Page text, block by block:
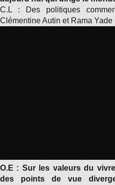
C.L : Des politiques
Clémentine Autin et Rama Yade
O.E : Sur les valeurs du
des points de vue